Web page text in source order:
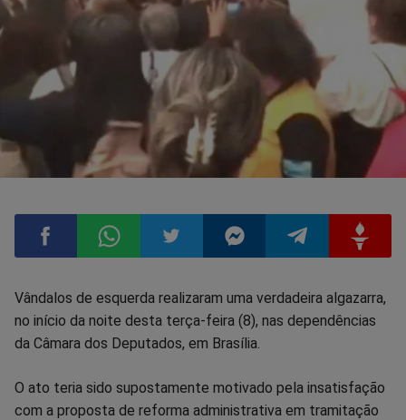
Compartilhar
no
Facebook
Compartilhar
no
Whatsapp
Compartilhar
no
Twitter
Compartilhar
no
Messenger
Compartilhar
TelegramGettr
Vândalos de esquerda realizaram uma verdadeira algazarra,
no início da noite desta terça-feira (8), nas dependências
da Câmara dos Deputados, em Brasília.
O ato teria sido supostamente motivado pela insatisfação
com a proposta de reforma administrativa em tramitação